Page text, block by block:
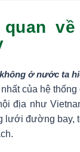
ở nước ta
của hệ
địa như
lưới đường bay,